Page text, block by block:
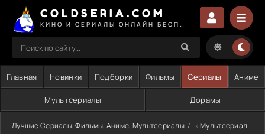
COLDSERIA.COM
Главная Новинки Подборки Фильмы Сериалы Аниме
Мультсериалы Дорамы
Лучшие Сериалы, Фильмы, Аниме, Мультсериалы »Мультсериалы